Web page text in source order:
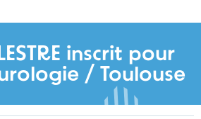
inscrit pour
/ Toulouse